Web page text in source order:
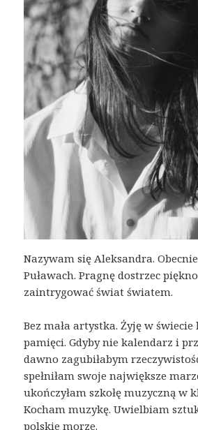
Nazywam się Aleksandra.
Puławach. Pragnę dostrzec
zaintrygować świat światem.
Bez mała artystka. Żyję w świecie
pamięci. Gdyby nie kalendarz i
dawno zagubiłabym
spełniłam swoje największe
ukończyłam szkołę muzyczną w
Kocham muzykę. Uwielbiam
polskie morze.